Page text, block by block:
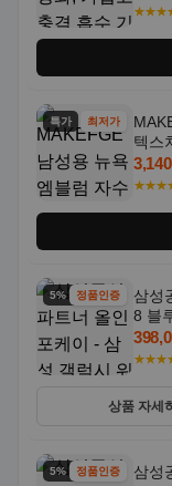
특가 최저가
텍스
자,
5% 할인정품인증
삼성
8 블
상품 자세
5% 할인정품인증
삼성